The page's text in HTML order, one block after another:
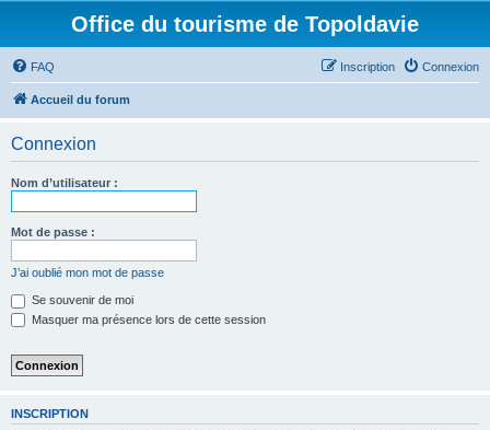
Office du tourisme de Topoldavie
FAQ Connexion
Inscription
Accueil du forum
Connexion
Nom d’utilisateur :
Mot de passe :
J’ai oublié mon mot de passe
Se souvenir de moi
Masquer ma présence lors de cette session
INSCRIPTION